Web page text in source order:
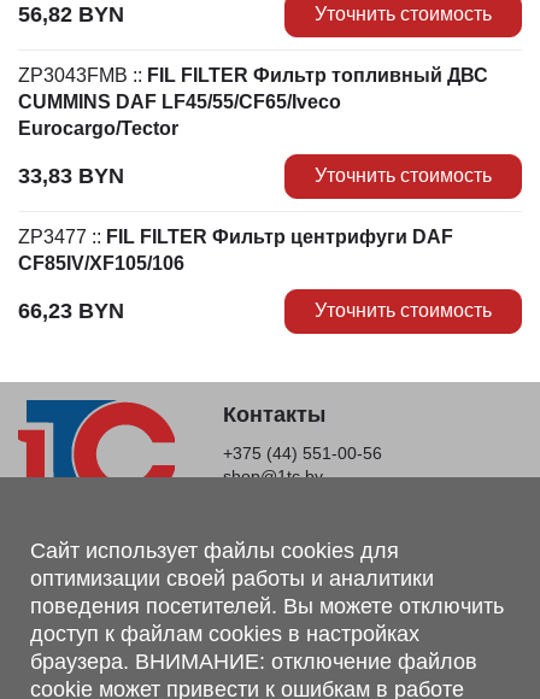
56,82 BYN Уточнить стоимость
ZP3043FMB :: FIL FILTER Фильтр топливный ДВС
CUMMINS DAF LF45/55/CF65/Iveco
Eurocargo/Tector
33,83 BYN Уточнить стоимость
ZP3477 :: FIL FILTER Фильтр центрифуги DAF
СF85IV/XF105/106
66,23 BYN Уточнить стоимость
Контакты
+375 (44) 551-00-56
shop@1tc.by
Магазин, склад
г. Минск, Минский р-н, п. Привольный, ул. Мира, 20А,
223062
г. Брест, ул. Лейтенанта Рябцева, 108 В, 224701
Обращаем Ваше внимание, что вся предоставленная на сайте
Сайт использует файлы cookies для
оптимизации своей работы и аналитики
поведения посетителей. Вы можете отключить
доступ к файлам cookies в настройках
браузера. ВНИМАНИЕ: отключение файлов
cookie может привести к ошибкам в работе